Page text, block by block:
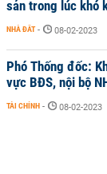
sản trong lúc khó
NHÀ ĐẤT - 08-02-2023
Phó Thống đốc:
vực BĐS, nội bộ
TÀI CHÍNH - 08-02-2023